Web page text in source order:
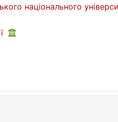
національного